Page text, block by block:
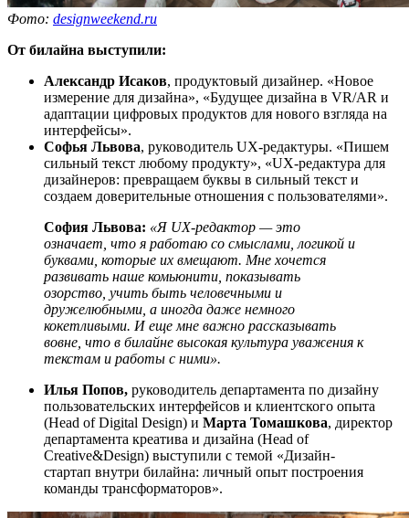
Фото: designweekend.ru
От билайна выступили:
Александр Исаков, продуктовый дизайнер. «Новое
измерение для дизайна», «Будущее дизайна в VR/AR и
адаптации цифровых продуктов для нового взгляда на
интерфейсы».
Софья Львова, руководитель UX-редактуры. «Пишем
сильный текст любому продукту», «UX-редактура для
дизайнеров: превращаем буквы в сильный текст и
создаем доверительные отношения с пользователями».
София Львова: «Я UX-редактор — это
означает, что я работаю со смыслами, логикой и
буквами, которые их вмещают. Мне хочется
развивать наше комьюнити, показывать
озорство, учить быть человечными и
дружелюбными, а иногда даже немного
кокетливыми. И еще мне важно рассказывать
вовне, что в билайне высокая культура уважения к
текстам и работы с ними».
Илья Попов, руководитель департамента по дизайну
пользовательских интерфейсов и клиентского опыта
(Head of Digital Design) и Марта Томашкова, директор
департамента креатива и дизайна (Head of
Creative&Design) выступили с темой «Дизайн-
стартап внутри билайна: личный опыт построения
команды трансформаторов».